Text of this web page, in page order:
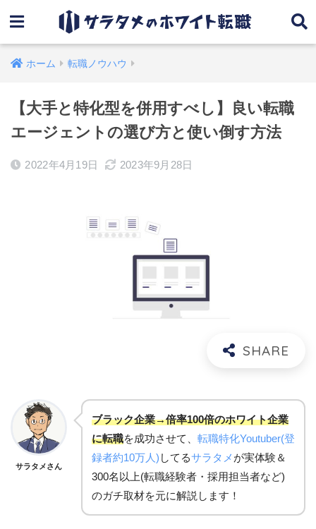
ホーム 転職ノウハウ
【大手と特化型を併用すべし】良い転職
エージェントの選び方と使い倒す方法
2022年4月19日 2023年9月28日
サラタメさん
ブラック企業→倍率100倍のホワイト企業
に転職を成功させて、 転職特化Youtuber(登
録者約10万人) してるサラタメ が実体験＆
300名以上(転職経験者・採用担当者など)
のガチ取材を元に解説します！